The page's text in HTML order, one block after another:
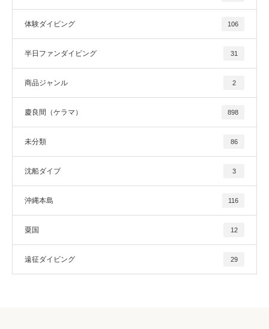
体験ダイビング 106
半日ファンダイビング 31
商品ジャンル 2
慶良間（ケラマ） 898
未分類 86
沈船ダイブ 3
沖縄本島 116
粟国 12
遠征ダイビング 29